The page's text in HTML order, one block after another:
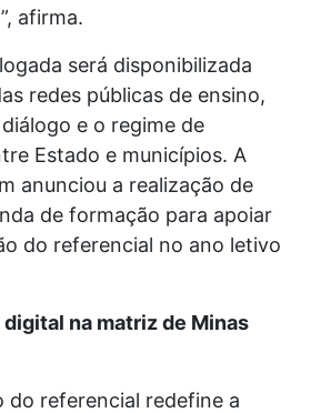
afirma.
será disponibilizada
redes públicas de ensino,
e o regime de
Estado e municípios. A
anunciou a realização de
de formação para apoiar
do referencial no ano letivo
na matriz de Minas
do referencial redefine a